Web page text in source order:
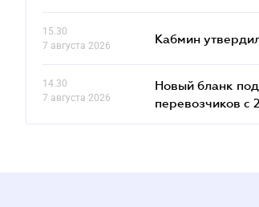
15.30
7 августа 2026
Кабмин
14.30
7 августа 2026
Новый бланк
перевозчиков с